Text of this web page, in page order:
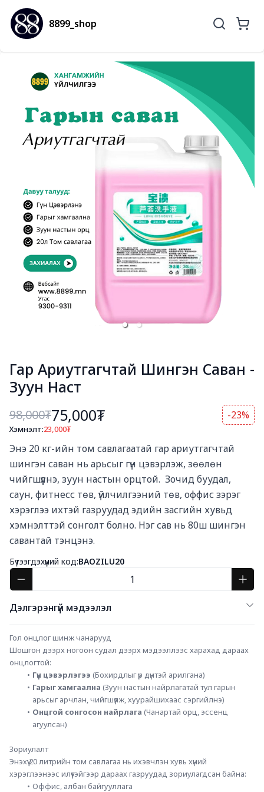
8899_shop
Гар Ариутгагчтай Шингэн Саван -
Зуун Наст
98,000₮75,000₮ -23%
Хэмнэлт:23,000₮
Энэ 20 кг-ийн том савлагаатай гар ариутгагчтай
шингэн саван нь арьсыг гүн цэвэрлэж, зөөлөн
чийгшүүлнэ, зуун настын орцтой.  Зочид буудал,
саун, фитнесс төв, үйлчилгээний төв, оффис зэрэг
хэрэглээ ихтэй газруудад эдийн засгийн хувьд
хэмнэлттэй сонголт болно. Нэг сав нь 80ш шингэн
савантай тэнцэнэ.
Бүтээгдэхүүний код:BAOZILU20
Дэлгэрэнгүй мэдээлэл
Гол онцлог шинж чанарууд
Шошгон дээрх ногоон судал дээрх мэдээллээс харахад дараах
онцлогтой:
Гүн цэвэрлэгээ (Бохирдлыг үр дүнтэй арилгана)
Гарыг хамгаална (Зуун настын найрлагатай тул гарын
арьсыг арчлан, чийгшүүлж, хуурайшихаас сэргийлнэ)
Онцгой сонгосон найрлага (Чанартай орц, эссенц
агуулсан)
Зориулалт
Энэхүү 20 литрийн том савлагаа нь ихэвчлэн хувь хүний
хэрэглээнээс илүүтэйгээр дараах газруудад зориулагдсан байна:
Оффис, албан байгууллага